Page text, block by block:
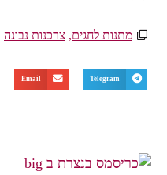
מתנות לחגים, צרכנות נבונה
Telegram
Email